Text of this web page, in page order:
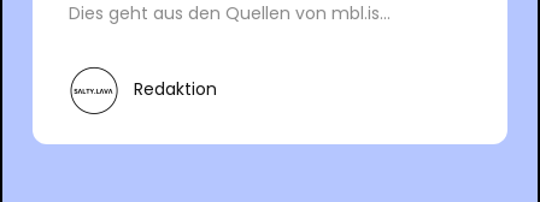
Dies geht aus den Quellen von mbl.is...
Redaktion